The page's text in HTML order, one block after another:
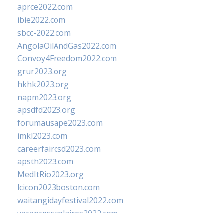
aprce2022.com
ibie2022.com
sbcc-2022.com
AngolaOilAndGas2022.com
Convoy4Freedom2022.com
grur2023.org
hkhk2023.org
napm2023.org
apsdfd2023.org
forumausape2023.com
imkl2023.com
careerfaircsd2023.com
apsth2023.com
MedItRio2023.org
lcicon2023boston.com
waitangidayfestival2022.com